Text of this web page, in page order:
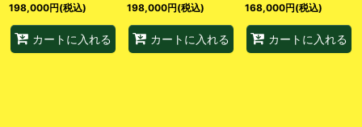
198,000円(税込)
カートに入れる
198,000円(税込)
カートに入れる
168,000円(税込)
カートに入れる